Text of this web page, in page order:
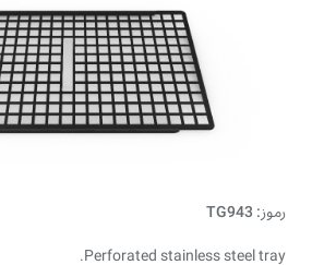
رموز: TG943
Perforated stainless steel tray.